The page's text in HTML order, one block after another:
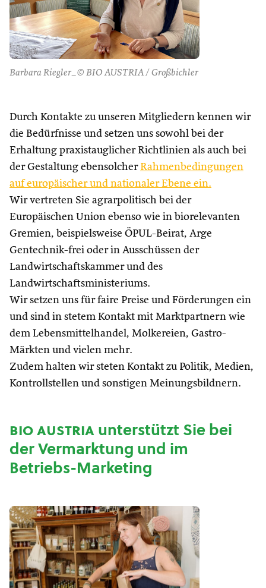
Barbara Riegler_© BIO AUSTRIA / Großbichler
Durch Kontakte zu unseren Mitgliedern kennen wir
die Bedürfnisse und setzen uns sowohl bei der
Erhaltung praxistauglicher Richtlinien als auch bei
der Gestaltung ebensolcher Rahmenbedingungen
auf europäischer und nationaler Ebene ein.
Wir vertreten Sie agrarpolitisch bei der
Europäischen Union ebenso wie in biorelevanten
Gremien, beispielsweise ÖPUL-Beirat, Arge
Gentechnik-frei oder in Ausschüssen der
Landwirtschaftskammer und des
Landwirtschaftsministeriums.
Wir setzen uns für faire Preise und Förderungen ein
und sind in stetem Kontakt mit Marktpartnern wie
dem Lebensmittelhandel, Molkereien, Gastro-
Märkten und vielen mehr.
Zudem halten wir steten Kontakt zu Politik, Medien,
Kontrollstellen und sonstigen Meinungsbildnern.
bio austriaunterstützt Sie bei
der Vermarktung und im
Betriebs-Marketing